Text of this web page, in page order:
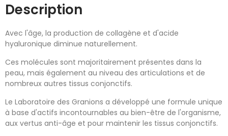
Description
Avec l'âge, la production de collagène et d'acide
hyaluronique diminue naturellement.
Ces molécules sont majoritairement présentes dans la
peau, mais également au niveau des articulations et de
nombreux autres tissus conjonctifs.
Le Laboratoire des Granions a développé une formule unique
à base d'actifs incontournables au bien-être de l'organisme,
aux vertus anti-âge et pour maintenir les tissus conjonctifs.